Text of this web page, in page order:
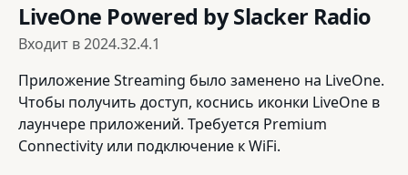
LiveOne Powered by Slacker Radio
Входит в2024.32.4.1
Приложение Streaming было заменено на LiveOne.
Чтобы получить доступ, коснись иконки LiveOne в
лаунчере приложений. Требуется Premium
Connectivity или подключение к WiFi.